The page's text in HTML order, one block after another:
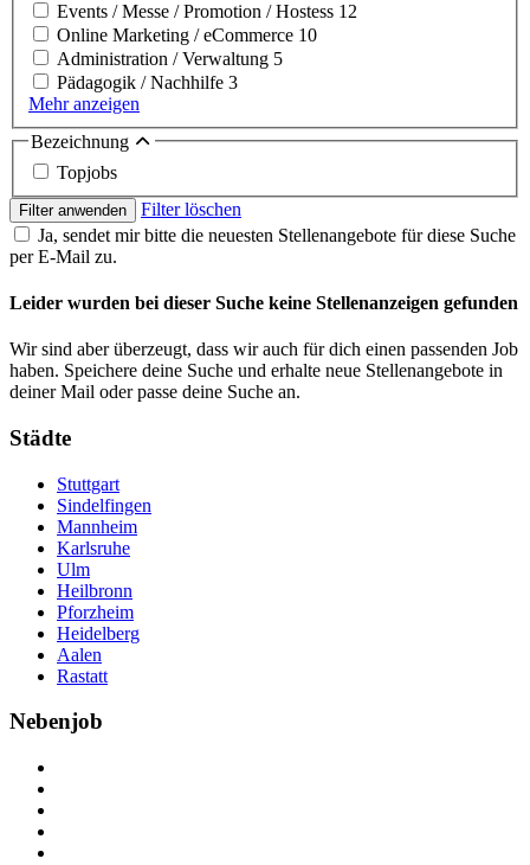
Events / Messe / Promotion / Hostess 12
Online Marketing / eCommerce 10
Administration / Verwaltung 5
Pädagogik / Nachhilfe 3
Mehr anzeigen
Bezeichnung
Topjobs
Filter anwenden
Filter löschen
Ja, sendet mir bitte die neuesten Stellenangebote für diese Suche
per E-Mail zu.
Leider wurden bei dieser Suche keine Stellenanzeigen gefunden
Wir sind aber überzeugt, dass wir auch für dich einen passenden Job
haben. Speichere deine Suche und erhalte neue Stellenangebote in
deiner Mail oder passe deine Suche an.
Städte
Stuttgart
Sindelfingen
Mannheim
Karlsruhe
Ulm
Heilbronn
Pforzheim
Heidelberg
Aalen
Rastatt
Nebenjob